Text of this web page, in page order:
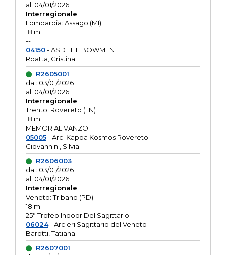
al: 04/01/2026
Interregionale
Lombardia: Assago (MI)
18 m
--
04150- ASD THE BOWMEN
Roatta, Cristina
R2605001
dal: 03/01/2026
al: 04/01/2026
Interregionale
Trento: Rovereto (TN)
18 m
MEMORIAL VANZO
05005- Arc. Kappa Kosmos Rovereto
Giovannini, Silvia
R2606003
dal: 03/01/2026
al: 04/01/2026
Interregionale
Veneto: Tribano (PD)
18 m
25° Trofeo Indoor Del Sagittario
06024- Arcieri Sagittario del Veneto
Barotti, Tatiana
R2607001